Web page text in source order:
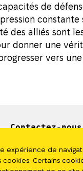
de
constante
des alliés sont
donner une
vers
Contactez-nous
Newsletter
Presse
expérience de
Certains